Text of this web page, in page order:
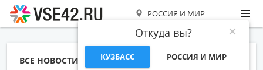
РОССИЯ И МИР
Откуда вы?
КУЗБАСС РОССИЯ И МИР
ВСЕ НОВОСТИ СТАТЬИ ТЕМЫ ФОТО